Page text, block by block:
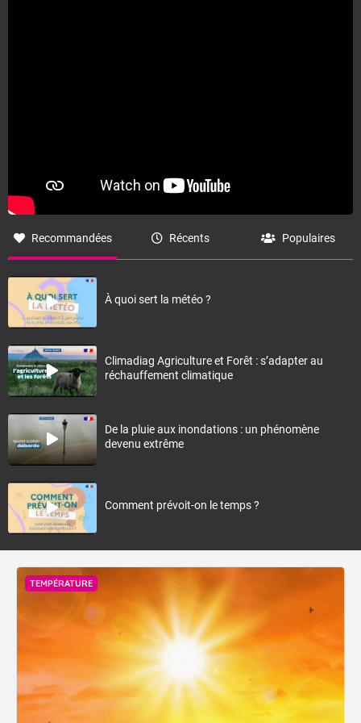
Recommandées Récents Populaires
À quoi sert la météo ?
Climadiag Agriculture et Forêt : s’adapter au
réchauffement climatique
De la pluie aux inondations : un phénomène
devenu extrême
Comment prévoit-on le temps ?
TEMPÉRATURE